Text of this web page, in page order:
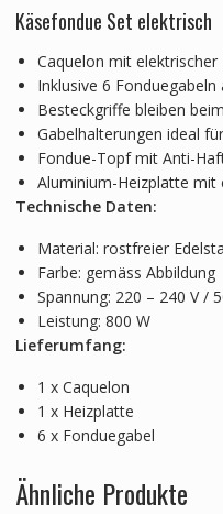
Käsefondue Set elektrisch
Caquelon mit
Inklusive 6
Besteckgriffe bleiben
Gabelhalterungen ideal
Fondue-Topf mit Anti-
Aluminium-Heizplatte mit
Technische Daten:
Material: rostfreier
Farbe: gemäss Abbildung
Spannung: 220 – 240 V /
Leistung: 800 W
Lieferumfang:
1 x Caquelon
1 x Heizplatte
6 x Fonduegabel
Ähnliche Produkte